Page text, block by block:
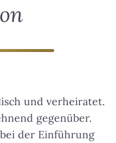
und verheiratet.
gegenüber.
der Einführung